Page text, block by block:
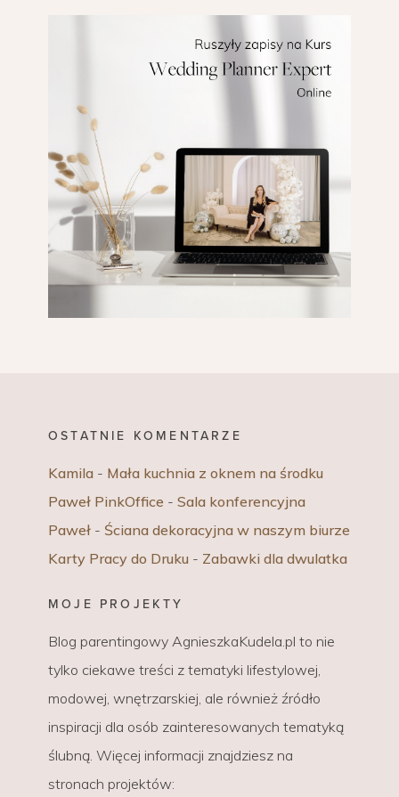
OSTATNIE KOMENTARZE
Kamila - Mała kuchnia z oknem na środku
Paweł PinkOffice - Sala konferencyjna
Paweł - Ściana dekoracyjna w naszym biurze
Karty Pracy do Druku - Zabawki dla dwulatka
MOJE PROJEKTY
Blog parentingowy AgnieszkaKudela.pl to nie
tylko ciekawe treści z tematyki lifestylowej,
modowej, wnętrzarskiej, ale również źródło
inspiracji dla osób zainteresowanych tematyką
ślubną. Więcej informacji znajdziesz na
stronach projektów: